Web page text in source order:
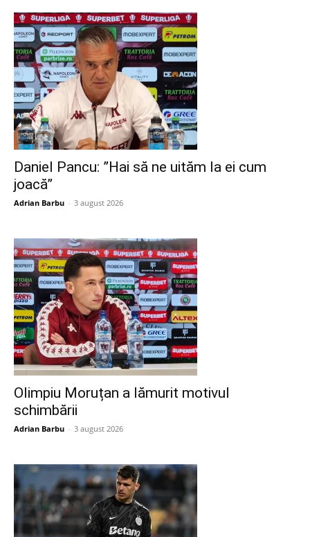
Daniel Pancu: ”Hai să ne uităm la ei cum
joacă”
Adrian Barbu - 3 august 2026
Olimpiu Moruțan a lămurit motivul
schimbării
Adrian Barbu - 3 august 2026